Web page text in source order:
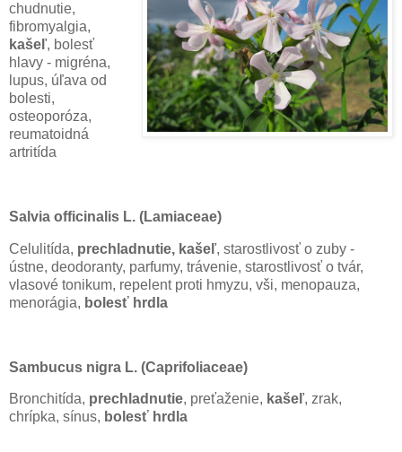
chudnutie,
fibromyalgia,
kašeľ, bolesť
hlavy - migréna,
lupus, úľava od
bolesti,
osteoporóza,
reumatoidná
artritída
Salvia officinalis L. (Lamiaceae)
Celulitída, prechladnutie, kašeľ, starostlivosť o zuby -
ústne, deodoranty, parfumy, trávenie, starostlivosť o tvár,
vlasové tonikum, repelent proti hmyzu, vši, menopauza,
menorágia, bolesť hrdla
Sambucus nigra L. (Caprifoliaceae)
Bronchitída, prechladnutie, preťaženie, kašeľ, zrak,
chrípka, sínus, bolesť hrdla